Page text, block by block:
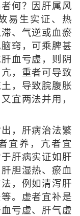
何？因肝属风
易生实证、热
、气逆或血瘀
窍，可乘脾甚
血亏虚，则阴
，重者可导致
，导致脘腹胀
宜两法并用，
，肝病治法繁
宜养，亢者宜
肝病实证如肝
胆湿热、瘀血
，例如清泻肝
。虚者宜补是
亏虚、肝气虚